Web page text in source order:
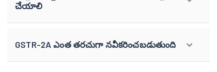
చేయాలి
GSTR-2A ఎంత తరచుగా నవీకరించబడుతుంది